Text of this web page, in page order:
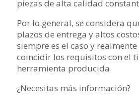
piezas de alta calidad
Por lo general, se considera
plazos de entrega y altos
siempre es el caso y
coincidir los requisitos con el
herramienta producida.
¿Necesitas más información?